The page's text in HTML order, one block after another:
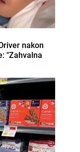
nakon
"Zahvalna